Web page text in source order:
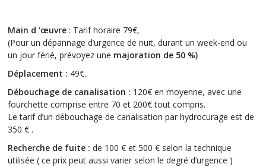
Main d ‘œuvre : Tarif horaire 79€,
(Pour un dépannage d’urgence de nuit, durant un week-end ou
un jour férié, prévoyez une majoration de 50 %)
Déplacement : 49€.
Débouchage de canalisation : 120€ en moyenne, avec une
fourchette comprise entre 70 et 200€ tout compris.
Le tarif d’un débouchage de canalisation par hydrocurage est de
350 € .
Recherche de fuite : de 100 € et 500 € selon la technique
utilisée ( ce prix peut aussi varier selon le degré d’urgence )